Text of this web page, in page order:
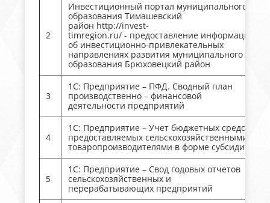
2
Инвестиционный портал муниципального
образования Тимашевский
район http://invest-
timregion.ru/ - предоставление информации
об инвестиционно-привлекательных
направлениях развития муниципального
образования Брюховецкий район
3
1С: Предприятие – ПФД. Сводный план
производственно – финансовой
деятельности предприятий
4
1С: Предприятие – Учет бюджетных средств,
предоставляемых сельскохозяйственными
товаропроизводителями в форме субсидий
5
1С: Предприятие – Свод годовых отчетов
сельскохозяйственных и
перерабатывающих предприятий